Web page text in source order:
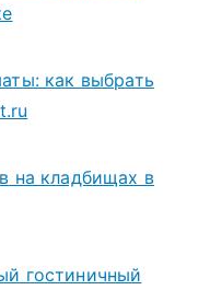
как выбрать
на кладбищах в
гостиничный